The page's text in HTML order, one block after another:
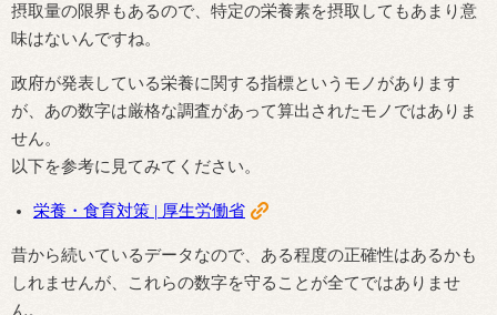
摂取量の限界もあるので、特定の栄養素を摂取してもあまり意
味はないんですね。
政府が発表している栄養に関する指標というモノがあります
が、あの数字は厳格な調査があって算出されたモノではありま
せん。
以下を参考に見てみてください。
栄養・食育対策 | 厚生労働省
昔から続いているデータなので、ある程度の正確性はあるかも
しれませんが、これらの数字を守ることが全てではありませ
ん。